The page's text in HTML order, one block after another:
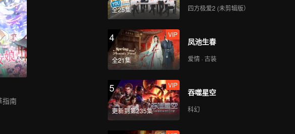
指南
全25集 四方极爱2 (未剪辑版）
4
全21集
VIP
凤池生春
爱情 · 古装
5
更新到第235集
VIP
吞噬星空
科幻